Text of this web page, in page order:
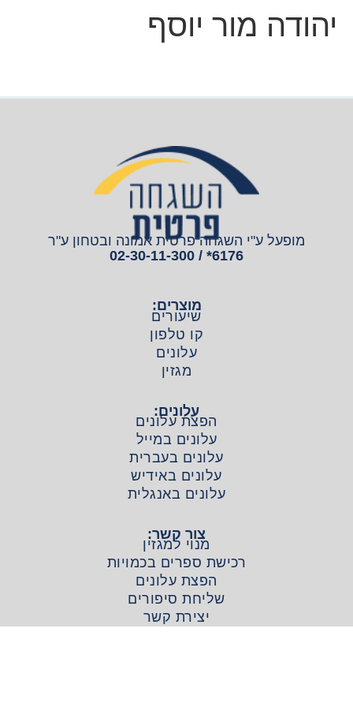
יהודה מור יוסף
מופעל ע"י השגחה פרטית אמונה ובטחון ע"ר
6176* / 02-30-11-300
מוצרים:
שיעורים
קו טלפון
עלונים
מגזין
עלונים:
הפצת עלונים
עלונים במייל
עלונים בעברית
עלונים באידיש
עלונים באנגלית
צור קשר:
מנוי למגזין
רכישת ספרים בכמויות
הפצת עלונים
שליחת סיפורים
יצירת קשר